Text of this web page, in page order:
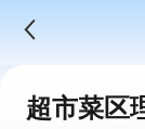
超市菜区